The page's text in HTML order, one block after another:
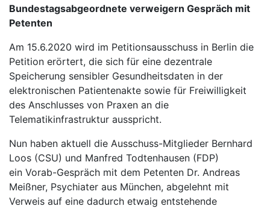
Bundestagsabgeordnete verweigern Gespräch mit
Petenten
Am 15.6.2020 wird im Petitionsausschuss in Berlin die
Petition erörtert, die sich für eine dezentrale
Speicherung sensibler Gesundheitsdaten in der
elektronischen Patientenakte sowie für Freiwilligkeit
des Anschlusses von Praxen an die
Telematikinfrastruktur ausspricht.
Nun haben aktuell die Ausschuss-Mitglieder Bernhard
Loos (CSU) und Manfred Todtenhausen (FDP)
ein Vorab-Gespräch mit dem Petenten Dr. Andreas
Meißner, Psychiater aus München, abgelehnt mit
Verweis auf eine dadurch etwaig entstehende